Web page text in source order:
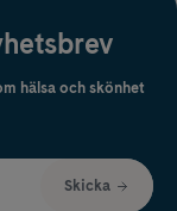
hälsa och skönhet
Skicka